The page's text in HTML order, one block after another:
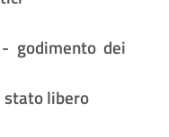
godimento dei
stato libero